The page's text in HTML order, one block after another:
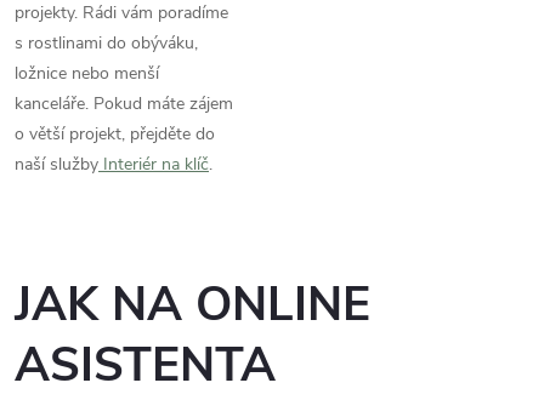
projekty. Rádi vám poradíme
s rostlinami do obýváku,
ložnice nebo menší
kanceláře. Pokud máte zájem
o větší projekt, přejděte do
naší služby Interiér na klíč.
JAK NA ONLINE
ASISTENTA